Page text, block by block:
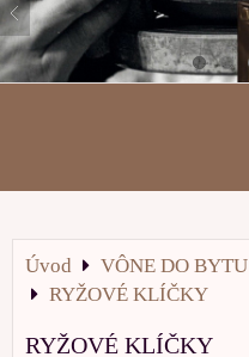
Úvod VÔNE DO BYTU
RYŽOVÉ KLÍČKY
RYŽOVÉ KLÍČKY